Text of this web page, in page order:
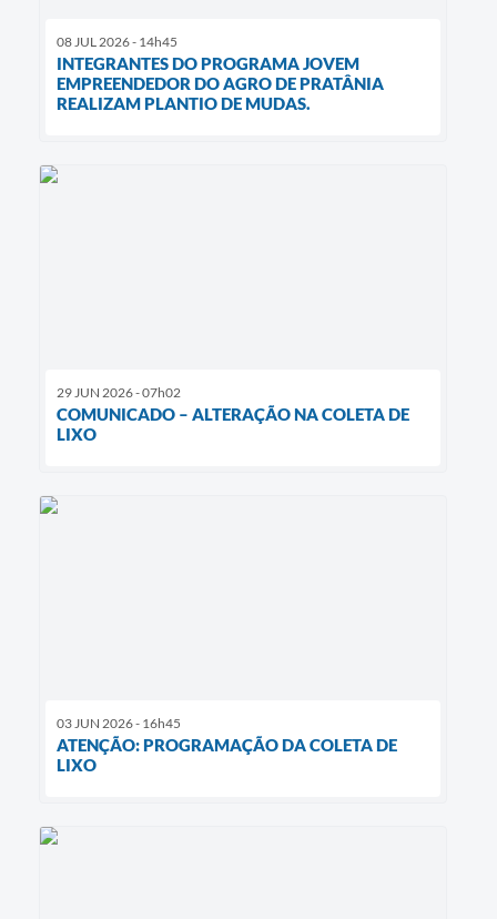
08 JUL 2026 - 14h45
INTEGRANTES DO PROGRAMA JOVEM
EMPREENDEDOR DO AGRO DE PRATÂNIA
REALIZAM PLANTIO DE MUDAS.
29 JUN 2026 - 07h02
COMUNICADO – ALTERAÇÃO NA COLETA DE
LIXO
03 JUN 2026 - 16h45
ATENÇÃO: PROGRAMAÇÃO DA COLETA DE
LIXO